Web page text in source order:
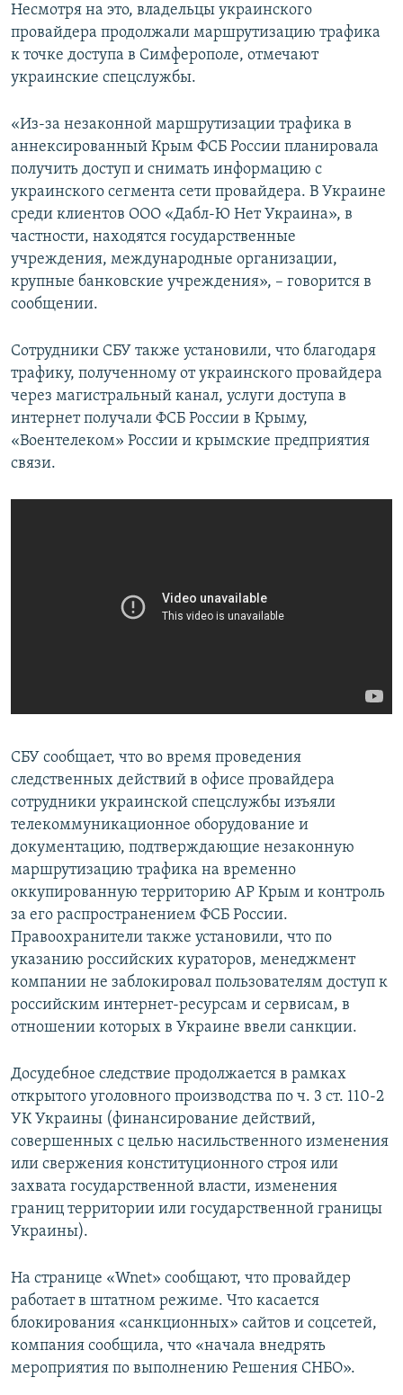
Несмотря на это, владельцы украинского
провайдера продолжали маршрутизацию трафика
к точке доступа в Симферополе, отмечают
украинские спецслужбы.
«Из-за незаконной маршрутизации трафика в
аннексированный Крым ФСБ России планировала
получить доступ и снимать информацию с
украинского сегмента сети провайдера. В Украине
среди клиентов ООО «Дабл-Ю Нет Украина», в
частности, находятся государственные
учреждения, международные организации,
крупные банковские учреждения», – говорится в
сообщении.
Сотрудники СБУ также установили, что благодаря
трафику, полученному от украинского провайдера
через магистральный канал, услуги доступа в
интернет получали ФСБ России в Крыму,
«Воентелеком» России и крымские предприятия
связи.
СБУ сообщает, что во время проведения
следственных действий в офисе провайдера
сотрудники украинской спецслужбы изъяли
телекоммуникационное оборудование и
документацию, подтверждающие незаконную
маршрутизацию трафика на временно
оккупированную территорию АР Крым и контроль
за его распространением ФСБ России.
Правоохранители также установили, что по
указанию российских кураторов, менеджмент
компании не заблокировал пользователям доступ к
российским интернет-ресурсам и сервисам, в
отношении которых в Украине ввели санкции.
Досудебное следствие продолжается в рамках
открытого уголовного производства по ч. 3 ст. 110-2
УК Украины (финансирование действий,
совершенных с целью насильственного изменения
или свержения конституционного строя или
захвата государственной власти, изменения
границ территории или государственной границы
Украины).
На странице «Wnet» сообщают, что провайдер
работает в штатном режиме. Что касается
блокирования «санкционных» сайтов и соцсетей,
компания сообщила, что «начала внедрять
мероприятия по выполнению Решения СНБО».